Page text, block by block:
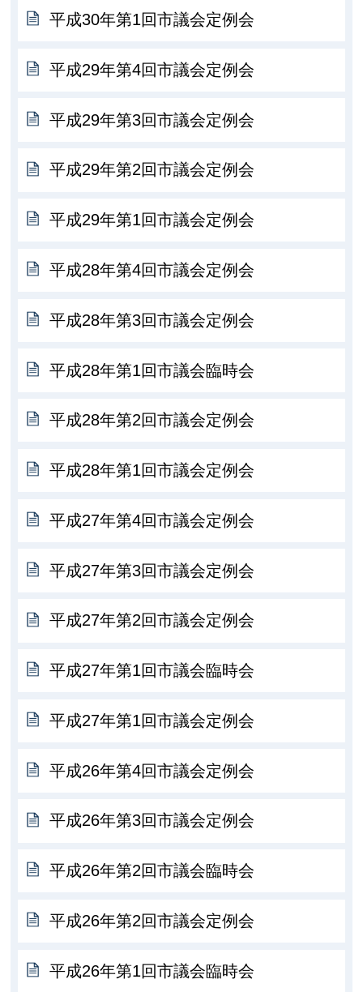
平成30年第1回市議会定例会
平成29年第4回市議会定例会
平成29年第3回市議会定例会
平成29年第2回市議会定例会
平成29年第1回市議会定例会
平成28年第4回市議会定例会
平成28年第3回市議会定例会
平成28年第1回市議会臨時会
平成28年第2回市議会定例会
平成28年第1回市議会定例会
平成27年第4回市議会定例会
平成27年第3回市議会定例会
平成27年第2回市議会定例会
平成27年第1回市議会臨時会
平成27年第1回市議会定例会
平成26年第4回市議会定例会
平成26年第3回市議会定例会
平成26年第2回市議会臨時会
平成26年第2回市議会定例会
平成26年第1回市議会臨時会